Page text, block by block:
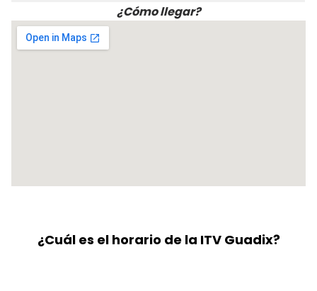
¿Cómo llegar?
¿Cuál es el horario de la ITV Guadix?